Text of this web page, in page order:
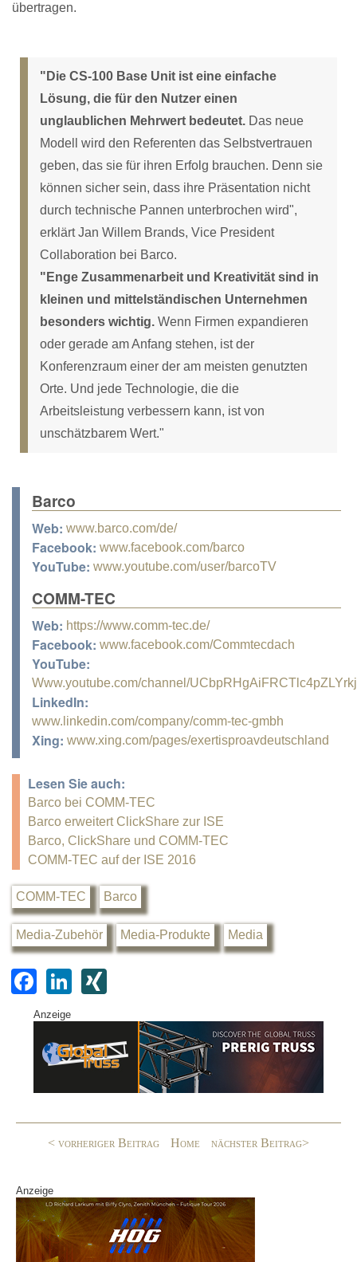
übertragen.
"Die CS-100 Base Unit ist eine einfache
Lösung, die für den Nutzer einen
unglaublichen Mehrwert bedeutet. Das neue
Modell wird den Referenten das Selbstvertrauen
geben, das sie für ihren Erfolg brauchen. Denn sie
können sicher sein, dass ihre Präsentation nicht
durch technische Pannen unterbrochen wird",
erklärt Jan Willem Brands, Vice President
Collaboration bei Barco.
"Enge Zusammenarbeit und Kreativität sind in
kleinen und mittelständischen Unternehmen
besonders wichtig. Wenn Firmen expandieren
oder gerade am Anfang stehen, ist der
Konferenzraum einer der am meisten genutzten
Orte. Und jede Technologie, die die
Arbeitsleistung verbessern kann, ist von
unschätzbarem Wert."
Barco
Web: www.barco.com/de/
Facebook: www.facebook.com/barco
YouTube: www.youtube.com/user/barcoTV
COMM-TEC
Web: https://www.comm-tec.de/
Facebook: www.facebook.com/Commtecdach
YouTube:
Www.youtube.com/channel/
LinkedIn:
www.linkedin.com/company/comm-tec-gmbh
Xing: www.xing.com/pages/exertisproavdeutschland
Lesen Sie auch:
Barco bei COMM-TEC
Barco erweitert ClickShare zur ISE
Barco, ClickShare und COMM-TEC
COMM-TEC auf der ISE 2016
COMM-TEC Barco
Media-Zubehör Media-Produkte Media
F
a
c
e
o
Li
k
e
G
Anzeige
< vorheriger Beitrag Home nächster Beitrag>
Anzeige